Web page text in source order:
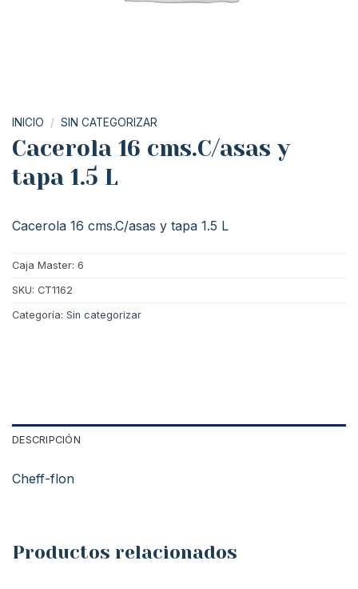
INICIO / SIN CATEGORIZAR
Cacerola 16 cms.C/asas y
tapa 1.5 L
Cacerola 16 cms.C/asas y tapa 1.5 L
Caja Master: 6
SKU: CT1162
Categoría: Sin categorizar
DESCRIPCIÓN
Cheff-flon
Productos relacionados